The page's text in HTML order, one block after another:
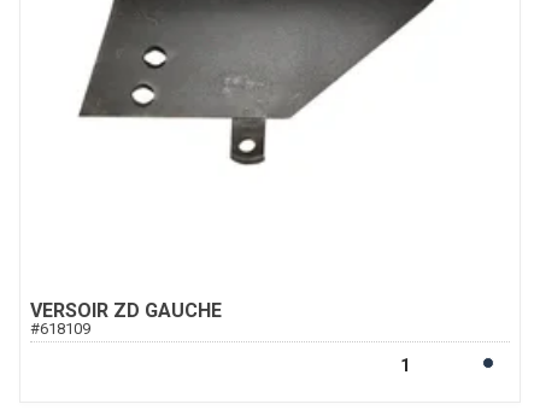
VERSOIR ZD GAUCHE
#618109